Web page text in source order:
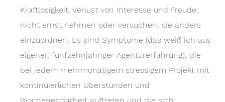
Kraftlosigkeit, Verlust von Interesse und Freude,
nicht ernst nehmen oder versuchen, sie anders
einzuordnen. Es sind Symptome (das weiß ich aus
eigener, fünfzehnjähriger Agenturerfahrung), die
bei jedem mehrmonatigem stressigem Projekt mit
kontinuierlichen Überstunden und